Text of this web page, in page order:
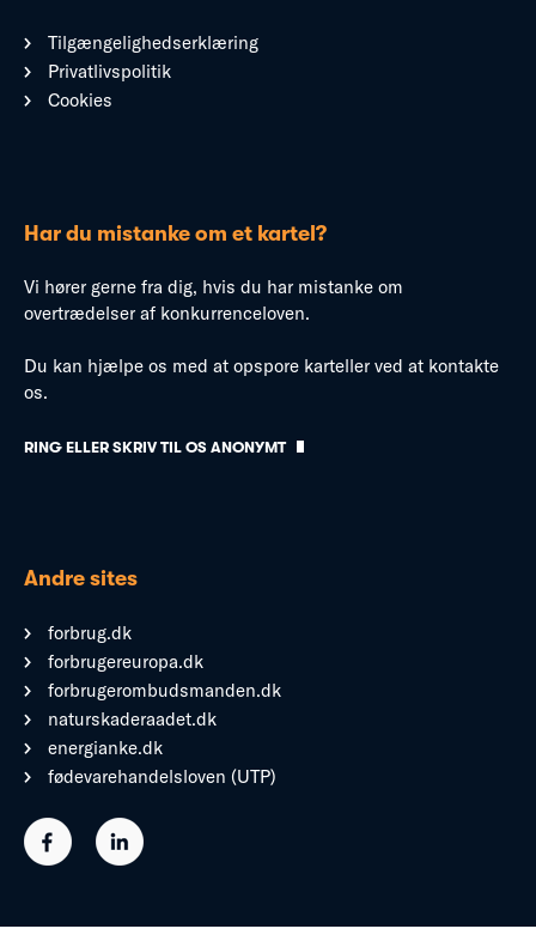
Tilgængelighedserklæring
Privatlivspolitik
Cookies
Har du mistanke om et kartel?
Vi hører gerne fra dig, hvis du har mistanke om
overtrædelser af konkurrenceloven.
Du kan hjælpe os med at opspore karteller ved at kontakte
os.
RING ELLER SKRIV TIL OS ANONYMT
Andre sites
forbrug.dk
forbrugereuropa.dk
forbrugerombudsmanden.dk
naturskaderaadet.dk
energianke.dk
fødevarehandelsloven (UTP)